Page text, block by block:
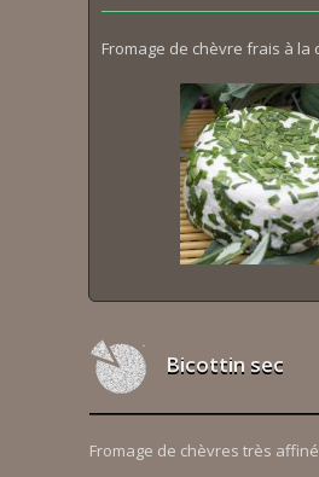
Fromage de chèvre frais à la
Bicottin sec
Fromage de chèvres très